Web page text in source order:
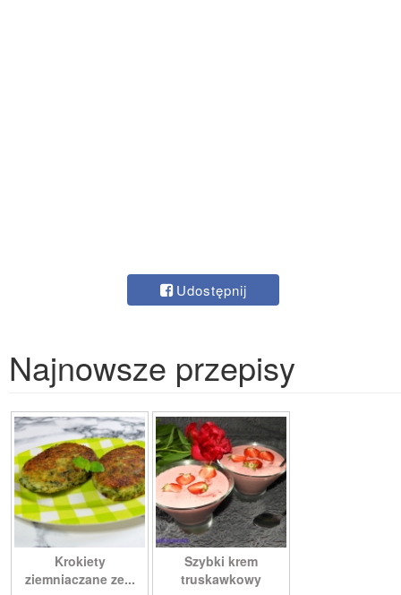
Udostępnij
Najnowsze przepisy
Krokiety
ziemniaczane ze...
Szybki krem
truskawkowy